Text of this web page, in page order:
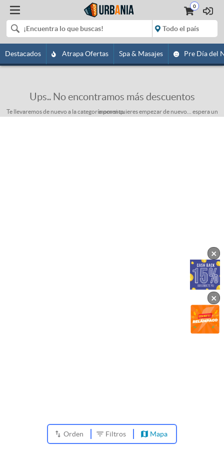
0
Destacados Atrapa Ofertas Spa & Masajes Pre Día del
Ups.. No encontramos más descuentos
Te llevaremos de nuevo a la categoría por si quieres empezar de nuevo... espera un momento.
Orden Filtros Mapa
×
×